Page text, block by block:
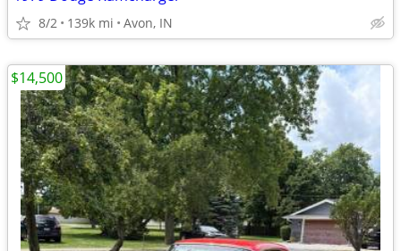
8/2 139k mi Avon, IN
$14,500